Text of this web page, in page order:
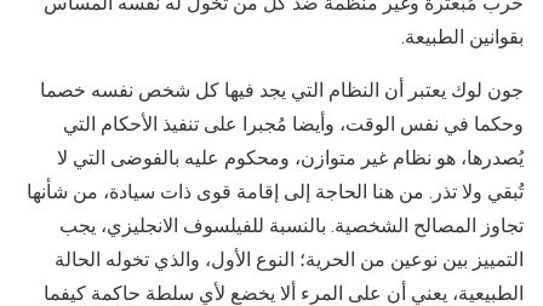
بقوانين الطبيعة.
جون لوك يعتبر أن النظام التي يجد فيها كل شخص نفسه خصما
وحكما في نفس الوقت، وأيضا مُجبرا على تنفيذ الأحكام التي
يُصدرها، هو نظام غير متوازن، ومحكوم عليه بالفوضى التي لا
تُبقي ولا تذر. من هنا الحاجة إلى إقامة قوى ذات سيادة، من شأنها
تجاوز المصالح الشخصية. بالنسبة للفيلسوف الانجليزي، يجب
التمييز بين نوعين من الحرية؛ النوع الأول، والذي تخوله الحالة
الطبيعية، يعني أن على المرء ألا يخضع لأي سلطة حاكمة كيفما